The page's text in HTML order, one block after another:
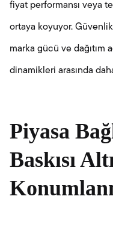
fiyat performansı veya
ortaya koyuyor. Güvenlik
marka gücü ve dağıtım
dinamikleri arasında
Piyasa
Baskısı